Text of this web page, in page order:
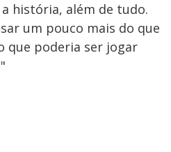
história, além de tudo.
um pouco mais do que
que poderia ser jogar